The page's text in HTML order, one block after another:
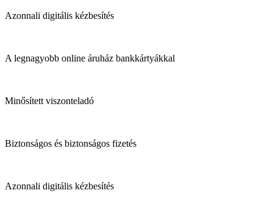
Azonnali digitális kézbesítés
A legnagyobb online áruház bankkártyákkal
Minősített viszonteladó
Biztonságos és biztonságos fizetés
Azonnali digitális kézbesítés